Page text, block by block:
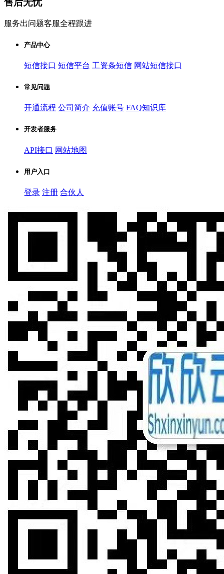
售后无忧
服务出问题客服全程跟进
产品中心
短信接口 短信平台 工资条短信 网站短信接口
常见问题
开通流程 公司简介 充值账号 FAQ知识库
开发者服务
API接口 网站地图
用户入口
登录 注册 合伙人